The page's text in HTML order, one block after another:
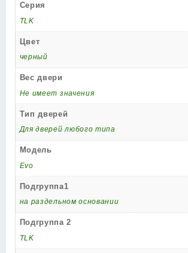
Серия
TLK
Цвет
черный
Вес двери
Не имеет значения
Тип дверей
Для дверей любого типа
Модель
Evo
Подгруппа1
на раздельном основании
Подгруппа 2
TLK